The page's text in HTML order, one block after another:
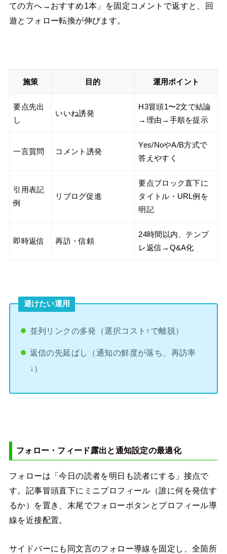
ての方へ→おすすめ1本」を固定コメントで返すと、回
遊とフォロー転換が伸びます。
施策 目的 運用ポイント
要点先出
し
いいね誘発
H3冒頭1〜2文で結論
→理由→手順を提示
一言質問 コメント誘発
Yes/NoやA/B方式で
答えやすく
引用表記
例
リブログ促進
要点ブロック直下に
タイトル・URL例を
明記
即時返信 再訪・信頼
24時間以内、テンプ
レ返信→Q&A化
避けたい運用
並列リンクの多発（選択コスト↑で離脱）
返信の先延ばし（通知の鮮度が落ち、再訪率
↓）
フォロー・フィード露出と通知設定の最適化
フォローは「今日の読者を明日も読者にする」接点で
す。記事冒頭直下にミニプロフィール（誰に何を発信す
るか）を置き、末尾でフォローボタンとプロフィール導
線を近接配置。
サイドバーにも同文言のフォロー導線を固定し、全箇所